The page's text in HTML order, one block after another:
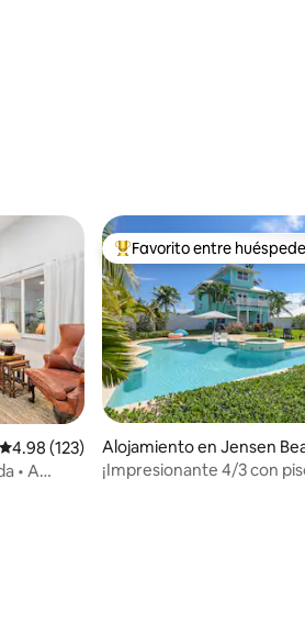
Calificación promedio: 4.98 de 5, 123
4.98 (123)
• A
Favorito entre huéspedes
Favorito entre
Alojamiento en Jensen
h
¡Impresionante 4/3 con